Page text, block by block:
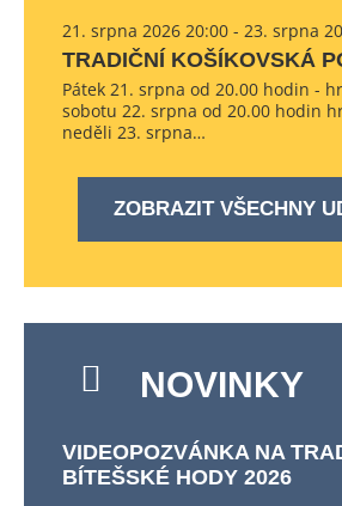
21. srpna 2026 20:00 - 23. srpna
TRADIČNÍ KOŠÍKOVSKÁ
Pátek 21. srpna od 20.00 hodin -
sobotu 22. srpna od 20.00 hodin
neděli 23. srpna…
ZOBRAZIT VŠECHNY
NOVINKY
VIDEOPOZVÁNKA NA
BÍTEŠSKÉ HODY 2026